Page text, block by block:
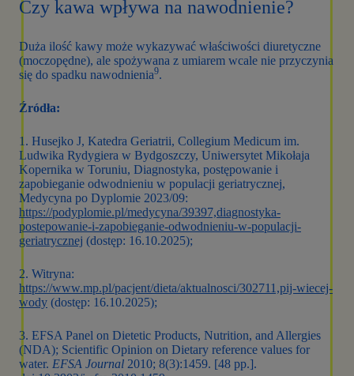
Czy kawa wpływa na nawodnienie?
Duża ilość kawy może wykazywać właściwości diuretyczne
(moczopędne), ale spożywana z umiarem wcale nie przyczynia
się do spadku nawodnienia9.
Źródła:
1. Husejko J, Katedra Geriatrii, Collegium Medicum im.
Ludwika Rydygiera w Bydgoszczy, Uniwersytet Mikołaja
Kopernika w Toruniu, Diagnostyka, postępowanie i
zapobieganie odwodnieniu w populacji geriatrycznej,
Medycyna po Dyplomie 2023/09:
https://podyplomie.pl/medycyna/39397,diagnostyka-
postepowanie-i-zapobieganie-odwodnieniu-w-populacji-
geriatrycznej (dostęp: 16.10.2025);
2. Witryna:
https://www.mp.pl/pacjent/dieta/aktualnosci/302711,pij-wiecej-
wody (dostęp: 16.10.2025);
3. EFSA Panel on Dietetic Products, Nutrition, and Allergies
(NDA); Scientific Opinion on Dietary reference values for
water. EFSA Journal 2010; 8(3):1459. [48 pp.].